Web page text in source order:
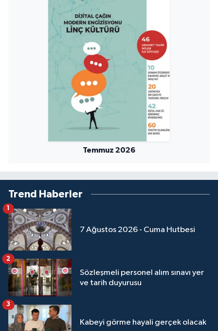
Temmuz 2026
Trend Haberler
7 Ağustos 2026 - Cuma Hutbesi
1
Sözleşmeli personel alım sınavı yer
ve tarih duyurusu
2
Kabeyi görme hayali gerçek olacak
3
Nevşehir Müftülüğü
Niğde Müftülüğü
Ordu Müftülüğü
Osmaniye Müftülüğü
Rize Müftülüğü
Sakarya Müftülüğü
Samsun Müftülüğü
Siirt Müftülüğü
Sivas Müftülüğü
Şanlıurfa Müftülüğü
Şırnak Müftülüğü
Tekirdağ Müftülüğü
Tokat Müftülüğü